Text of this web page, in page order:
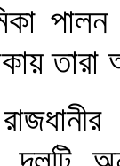
পালন